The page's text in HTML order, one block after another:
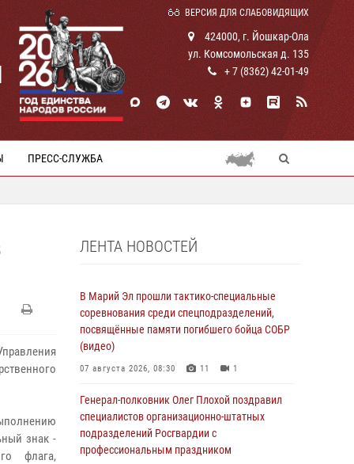
ВЕРСИЯ ДЛЯ СЛАБОВИДЯЩИХ
424000, г. Йошкар-Ола
ул. Комсомольская д. 135
+ 7 (8362) 42-01-49
ПРЕСС-СЛУЖБА
знак -
флага,
ЛЕНТА НОВОСТЕЙ
В Марий Эл прошли тактико-специальные
соревнования среди спецподразделений,
посвящённые памяти погибшего бойца СОБР
(видео)
07 августа 2026, 08:30 11 1
Генерал-полковник Олег Плохой поздравил
специалистов организационно-штатных
подразделений Росгвардии с
профессиональным праздником